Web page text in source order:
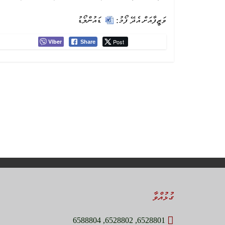
ވަޒީފާއަށް އެދޭ ފޯމު: ޑައުންލޯޑު
Viber Share Post
ގުޅުއްވާ